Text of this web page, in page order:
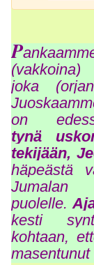
P
joka
on
tynä
tekijään,
häpeästä
puolelle.
kesti
kohtaan,